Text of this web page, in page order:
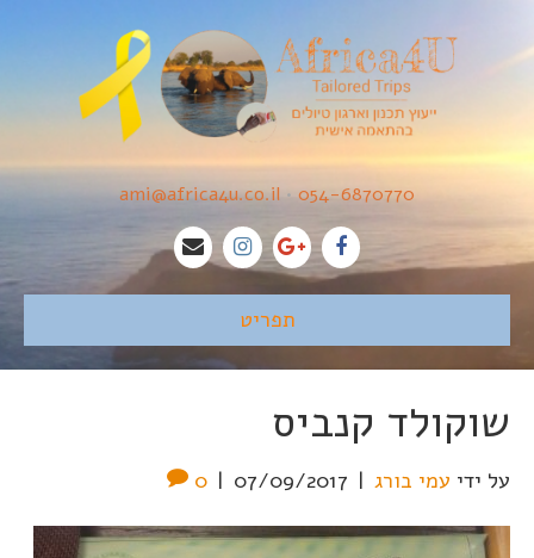
054-6870770
•
ami@africa4u.co.il
תפריט
שוקולד קנביס
על ידי עמי בורג |
07/09/2017
|
0